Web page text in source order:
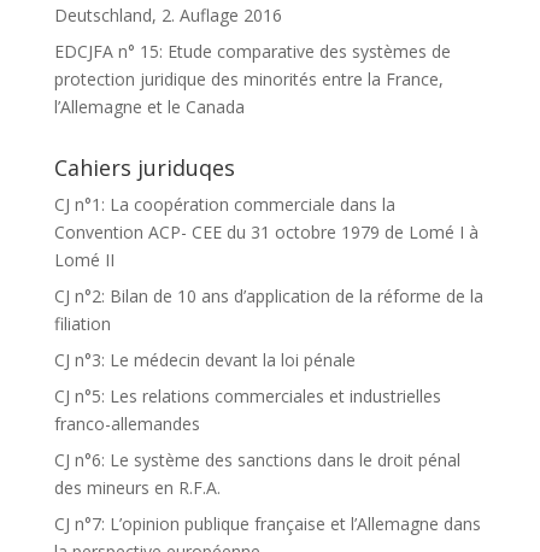
Deutschland, 2. Auflage 2016
EDCJFA n° 15: Etude comparative des systèmes de
protection juridique des minorités entre la France,
l’Allemagne et le Canada
Cahiers juriduqes
CJ n°1: La coopération commerciale dans la
Convention ACP- CEE du 31 octobre 1979 de Lomé I à
Lomé II
CJ n°2: Bilan de 10 ans d’application de la réforme de la
filiation
CJ n°3: Le médecin devant la loi pénale
CJ n°5: Les relations commerciales et industrielles
franco-allemandes
CJ n°6: Le système des sanctions dans le droit pénal
des mineurs en R.F.A.
CJ n°7: L’opinion publique française et l’Allemagne dans